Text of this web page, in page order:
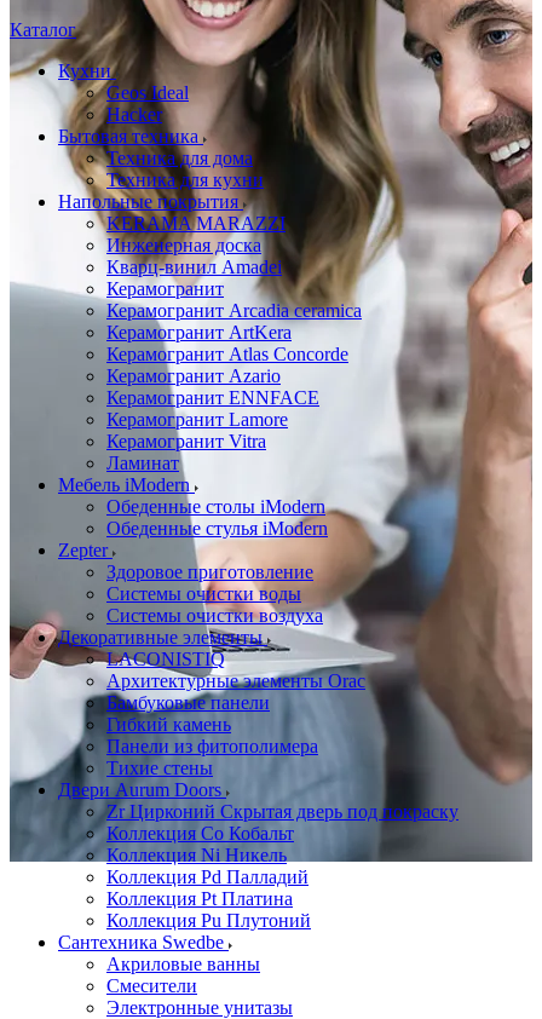
Каталог
Кухни
Geos Ideal
Hacker
Бытовая техника
Техника для дома
Техника для кухни
Напольные покрытия
KERAMA MARAZZI
Инженерная доска
Кварц-винил Amadei
Керамогранит
Керамогранит Arcadia ceramica
Керамогранит ArtKera
Керамогранит Atlas Concorde
Керамогранит Azario
Керамогранит ENNFACE
Керамогранит Lamore
Керамогранит Vitra
Ламинат
Мебель iModern
Обеденные столы iModern
Обеденные стулья iModern
Zepter
Здоровое приготовление
Системы очистки воды
Системы очистки воздуха
Декоративные элементы
LACONISTIQ
Архитектурные элементы Orac
Бамбуковые панели
Гибкий камень
Панели из фитополимера
Тихие стены
Двери Aurum Doors
Zr Цирконий Скрытая дверь под покраску
Коллекция Co Кобальт
Коллекция Ni Никель
Коллекция Pd Палладий
Коллекция Pt Платина
Коллекция Pu Плутоний
Сантехника Swedbe
Акриловые ванны
Смесители
Электронные унитазы